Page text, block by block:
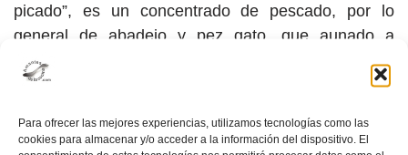
Para ofrecer las mejores experiencias, utilizamos tecnologías como las
cookies para almacenar y/o acceder a la información del dispositivo. El
picado”, es un concentrado de pescado, por lo
general de abadejo y pez gato, que aunado a
almidón, clara de huevo, sal, aceite vegetal y
proteína de soja, forman un producto que sirve para
como los palitos de cangrejo, langostinos, vieiras y